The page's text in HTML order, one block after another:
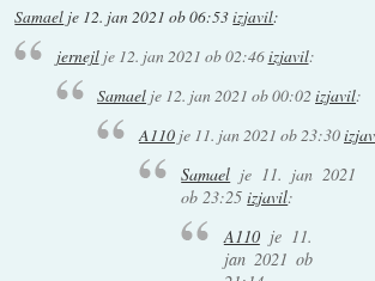
Samael je 12. jan 2021 ob 06:53izjavil:
jernejlje 12. jan 2021 ob 02:46izjavil:
Samael je 12. jan 2021 ob 00:02izjavil:
A110je 11. jan 2021 ob 23:30
Samael je 11. jan 2021
ob 23:25 izjavil:
A110je 11.
jan 2021 ob